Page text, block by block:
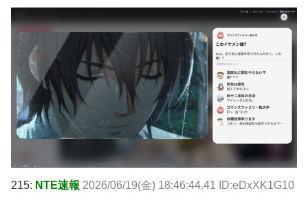
215: NTE速報 2026/06/19(金) 18:46:44.41 ID:eDxXK1G10